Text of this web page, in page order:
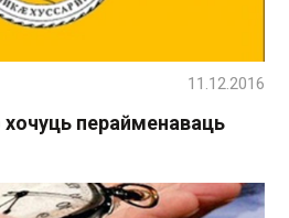
перайменаваць
11.12.2016